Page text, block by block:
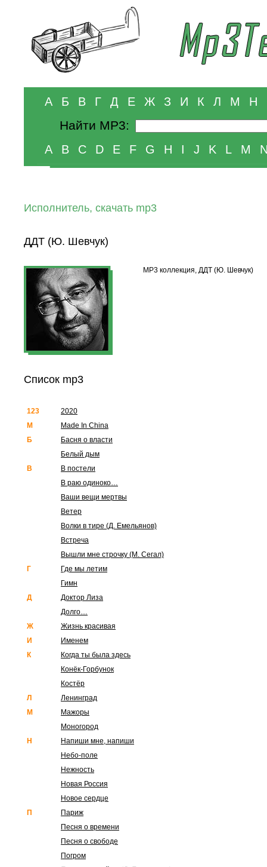
А Б В Г Д Е Ж З И К Л М Н
Найти MP3:
A B C D E F G H I J K L M
Исполнитель, скачать mp3
ДДТ (Ю. Шевчук)
MP3 коллекция, ДДТ (Ю. Шевчук)
Список mp3
123
2020
M
Made In China
Б
Басня о власти
Белый дым
В
В постели
В раю одиноко…
Ваши вещи мертвы
Ветер
Волки в тире (Д. Емельянов)
Встреча
Вышли мне строчку (М. Сегал)
Г
Где мы летим
Гимн
Д
Доктор Лиза
Долго…
Ж
Жизнь красивая
И
Именем
К
Когда ты была здесь
Конёк-Горбунок
Костёр
Л
Ленинград
М
Мажоры
Моногород
Н
Напиши мне, напиши
Небо-поле
Нежность
Новая Россия
Новое сердце
П
Париж
Песня о времени
Песня о свободе
Погром